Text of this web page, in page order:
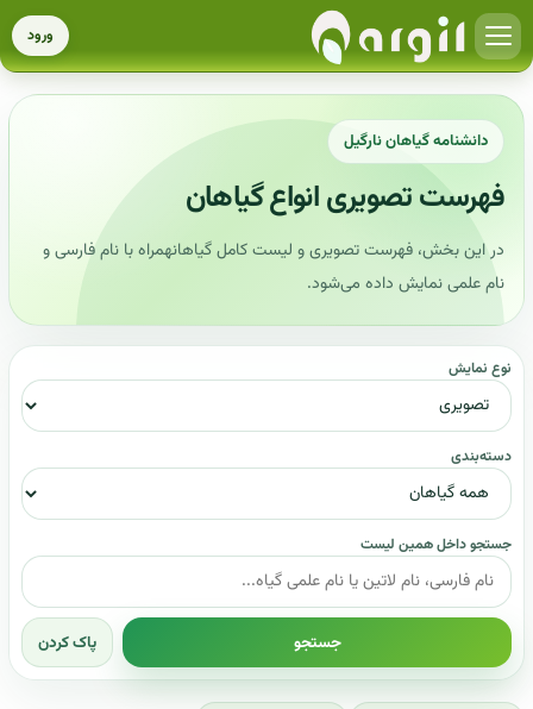
ورود
دانشنامه گیاهان نارگیل
فهرست تصویری انواع گیاهان
در این بخش، فهرست تصویری و لیست کامل گیاهانهمراه با نام فارسی و
نام علمی نمایش داده می‌شود.
نوع نمایش
دسته‌بندی
جستجو داخل همین لیست
جستجو پاک کردن